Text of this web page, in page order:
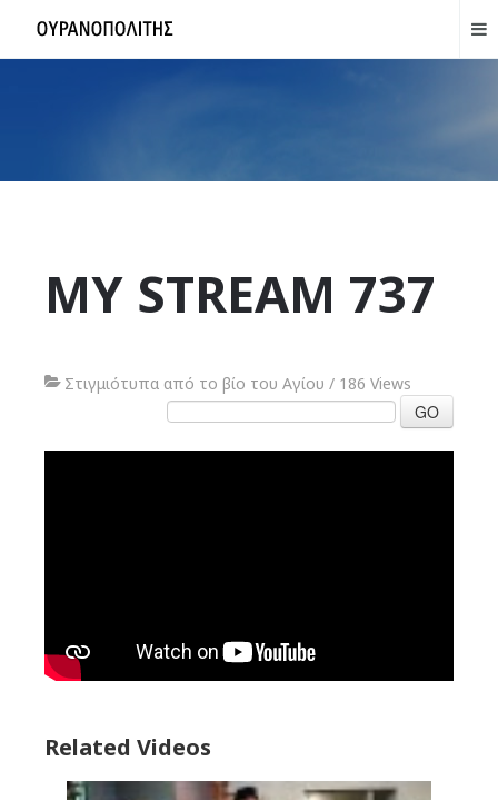
MY STREAM 737
Στιγμιότυπα από το βίο του Αγίου / 186 Views
GO
Related Videos